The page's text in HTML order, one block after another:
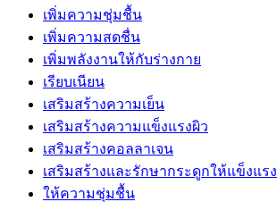
เพิ่มความชุ่มชื้น
เพิ่มความสดชื่น
เพิ่มพลังงานให้กับร่างกาย
เรียบเนียน
เสริมสร้างความเย็น
เสริมสร้างความแข็งแรงผิว
เสริมสร้างคอลลาเจน
เสริมสร้างและรักษากระดูกให้แข็งแรง
ให้ความชุ่มชื้น